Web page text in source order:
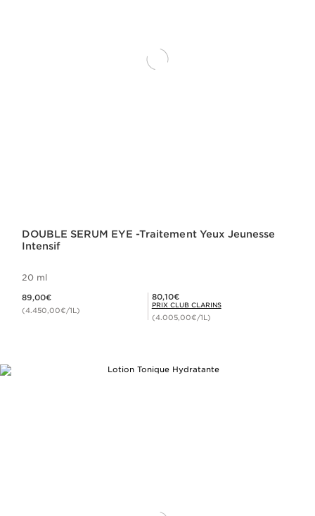
DOUBLE SERUM EYE -Traitement Yeux Jeunesse
Intensif
20 ml
89,00€
(4.450,00€/1L)
Prix Club Clarins 80,10€
80,10€
PRIX CLUB CLARINS
(4.005,00€/1L)